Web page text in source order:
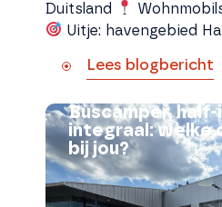
Duitsland
Uitje: havengebied
Lees blogbericht
Buscamper,
integraal: welke
bij jou?